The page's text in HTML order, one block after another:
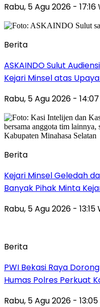
Rabu, 5 Agu 2026 - 17:16
Berita
ASKAINDO Sulut
Kejari Minsel atas
Rabu, 5 Agu 2026 -
Berita
Kejari Minsel Geledah
Banyak Pihak Minta
Rabu, 5 Agu 2026 - 13:15
Berita
PWI Bekasi Raya
Humas Polres Perkuat
Rabu, 5 Agu 2026 - 13:05